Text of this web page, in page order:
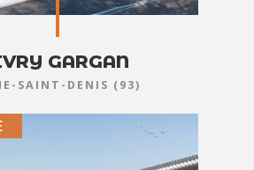
GARGAN
SAINT-DENIS (93)